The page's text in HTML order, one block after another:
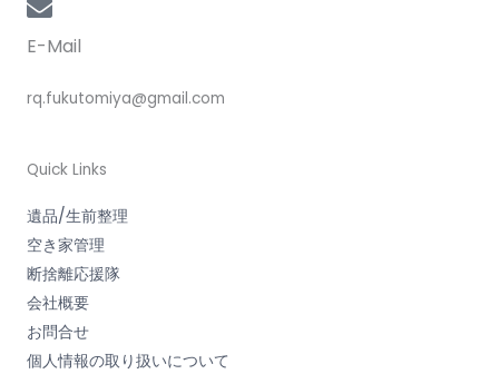
E-Mail
rq.fukutomiya@gmail.com
Quick Links
遺品/生前整理
空き家管理
断捨離応援隊
会社概要
お問合せ
個人情報の取り扱いについて